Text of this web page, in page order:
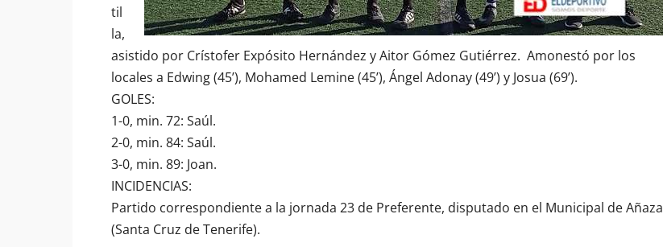
til
la,
asistido por Crístofer Expósito Hernández y Aitor Gómez Gutiérrez. Amonestó por los
locales a Edwing (45’), Mohamed Lemine (45’), Ángel Adonay (49’) y Josua (69’).
GOLES:
1-0, min. 72: Saúl.
2-0, min. 84: Saúl.
3-0, min. 89: Joan.
INCIDENCIAS:
Partido correspondiente a la jornada 23 de Preferente, disputado en el Municipal de Añaza
(Santa Cruz de Tenerife).